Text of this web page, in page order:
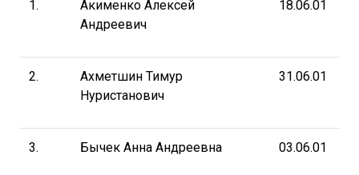
1.
Акименко Алексей
Андреевич
18.06.01
2.
Ахметшин Тимур
Нуристанович
31.06.01
3. Бычек Анна Андреевна 03.06.01